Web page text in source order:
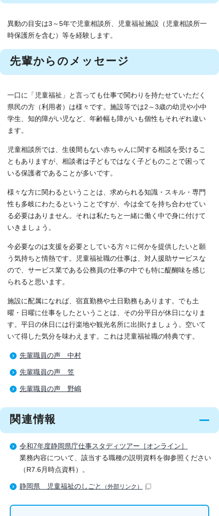
異動の目安は3～5年で児童相談所、児童福祉施設（児童相談所一
時保護所を含む）等を経験します。
先輩からのメッセージ
一口に「児童福祉」と言っても仕事で関わりを持たせていただく
県民の方（利用者）は様々です。施設等では2～3歳の幼児や小中
学生、知的障がい児など、年齢幅も障がいも個性もそれぞれ違い
ます。
児童相談所では、生後間もない赤ちゃんに関する相談を受けるこ
ともありますが、相談者は子どもではなく子どものことで困って
いる保護者であることが多いです。
様々な方に関わるということは、求められる知識・スキル・専門
性も多岐にわたるということですが、今は全てを持ち合わせてい
る必要はありません。それは私たちと一緒に働く中で身に付けて
いきましょう。
今必要なのは支援を必要としている方々に何かを提供したいと願
う気持ちと情熱です。児童福祉職の仕事は、対人援助サービスな
ので、サービス業である公務員の仕事の中でも特に醍醐味を感じ
られると思います。
施設に配属になれば、宿直勤務や土日勤務もあります。でも土
曜・日曜に仕事をしたということは、その分平日が休日になりま
す。平日の休日には行楽地や観光名所に出掛けましょう。空いて
いて得した気分を味わえます。これは児童福祉職の特典です。
先輩職員の声 中村
先輩職員の声 笠
先輩職員の声 野嶋
関連情報
令和7年度静岡県庁仕事スタディツアー［オンライン］
業務内容について、該当する職種の説明資料を御参照ください
（R7.6月時点資料）。
静岡県 児童福祉のしごと （外部リンク）